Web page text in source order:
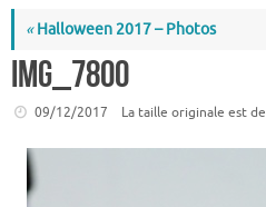
«Halloween 2017 – Photos
IMG_7800
09/12/2017 La taille originale est de